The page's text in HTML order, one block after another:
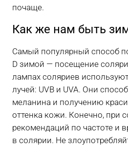
почаще.
Как же нам быть
Самый популярный способ
D зимой — посещение
лампах соляриев
лучей: UVB и UVA. Они
меланина и получению
оттенка кожи. Конечно, при
рекомендаций по частоте и
в солярии. Не